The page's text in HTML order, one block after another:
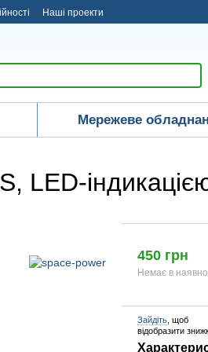
Наші проекти
Мережеве
LED-
450 грн
Немає в
Зайдіть , щоб
відобразити